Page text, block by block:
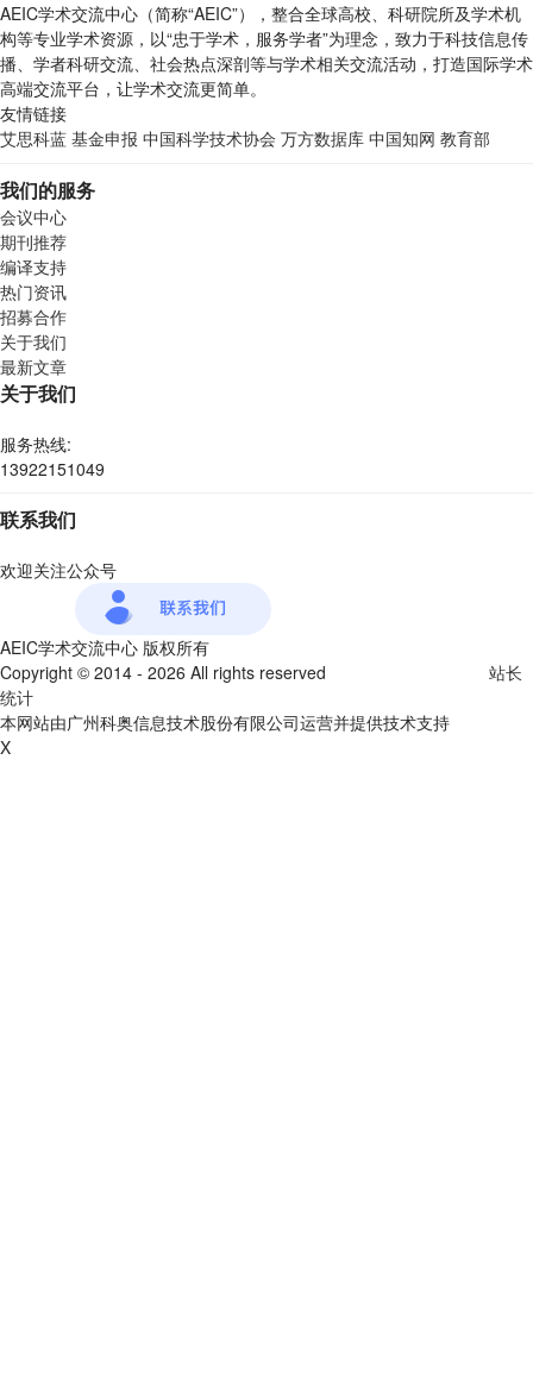
AEIC学术交流中心（简称“AEIC”），整合全球高校、科研院所及学术机
构等专业学术资源，以“忠于学术，服务学者”为理念，致力于科技信息传
播、学者科研交流、社会热点深剖等与学术相关交流活动，打造国际学术
高端交流平台，让学术交流更简单。
友情链接
艾思科蓝 基金申报 中国科学技术协会 万方数据库 中国知网 教育部
我们的服务
会议中心
期刊推荐
编译支持
热门资讯
招募合作
关于我们
最新文章
关于我们
服务热线:
13922151049
联系我们
欢迎关注公众号
AEIC学术交流中心 版权所有
Copyright © 2014 - 2026 All rights reserved
站长
统计
本网站由广州科奥信息技术股份有限公司运营并提供技术支持
X